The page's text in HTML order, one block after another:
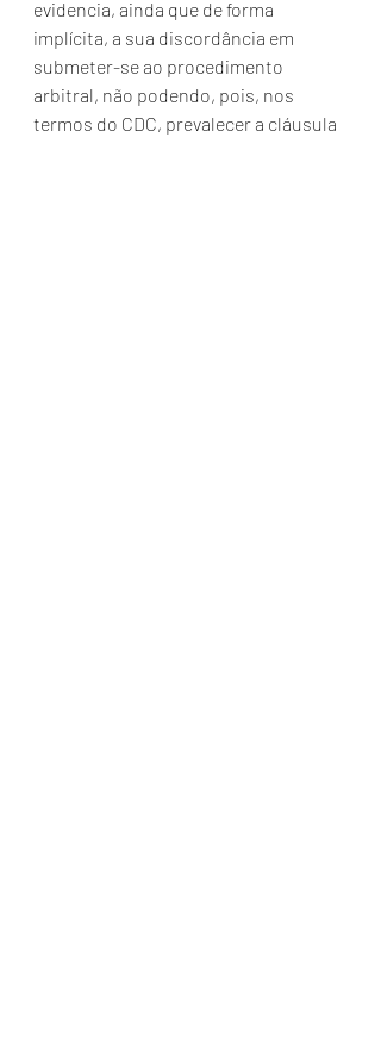
evidencia, ainda que de forma
implícita, a sua discordância em
submeter-se ao procedimento
arbitral, não podendo, pois, nos
termos do CDC, prevalecer a cláusula